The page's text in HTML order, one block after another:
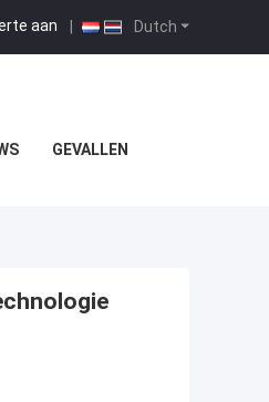
Dutch
aan |
GEVALLEN